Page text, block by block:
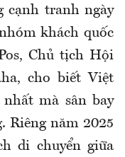
cạnh tranh ngày
khách quốc
Chủ tịch Hội
cho biết Việt
mà sân bay
Riêng năm 2025
di chuyển giữa